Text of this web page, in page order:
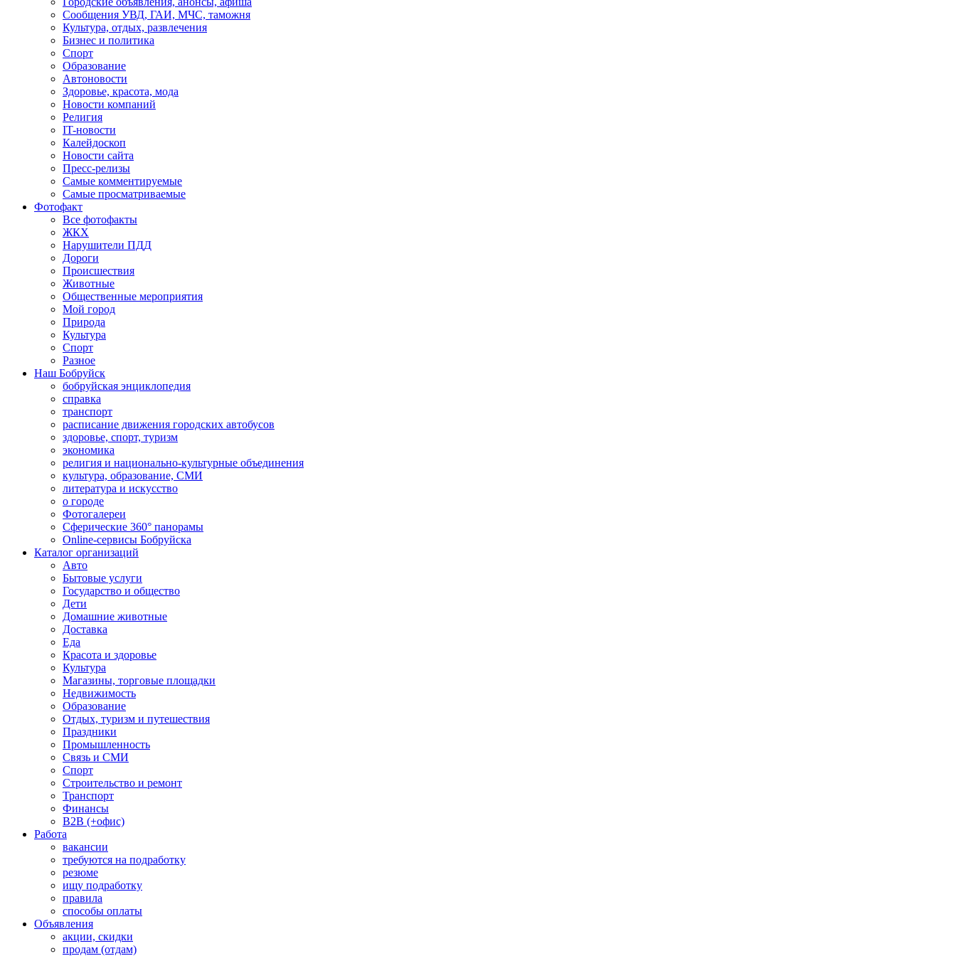
Сообщения УВД, ГАИ, МЧС, таможня
Культура, отдых, развлечения
Бизнес и политика
Спорт
Образование
Автоновости
Здоровье, красота, мода
Новости компаний
Религия
IT-новости
Калейдоскоп
Новости сайта
Пресс-релизы
Самые комментируемые
Самые просматриваемые
Фотофакт
Все фотофакты
ЖКХ
Нарушители ПДД
Дороги
Происшествия
Животные
Общественные мероприятия
Мой город
Природа
Культура
Спорт
Разное
Наш Бобруйск
бобруйская энциклопедия
справка
транспорт
расписание движения городских автобусов
здоровье, спорт, туризм
экономика
религия и национально-культурные объединения
культура, образование, СМИ
литература и искусство
о городе
Фотогалереи
Сферические 360° панорамы
Online-сервисы Бобруйска
Каталог организаций
Авто
Бытовые услуги
Государство и общество
Дети
Домашние животные
Доставка
Еда
Красота и здоровье
Культура
Магазины, торговые площадки
Недвижимость
Образование
Отдых, туризм и путешествия
Праздники
Промышленность
Связь и СМИ
Спорт
Строительство и ремонт
Транспорт
Финансы
B2B (+офис)
Работа
вакансии
требуются на подработку
резюме
ищу подработку
правила
способы оплаты
Объявления
акции, скидки
продам (отдам)